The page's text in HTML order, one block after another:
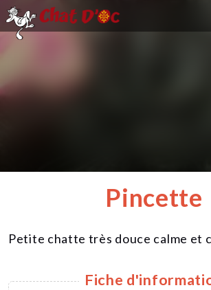
NOUS
CONTACT
Pincette
Petite chatte très douce calme et
Fiche